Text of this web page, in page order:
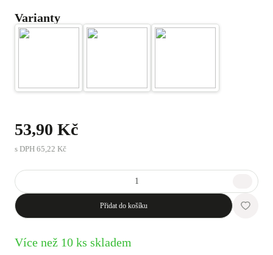
Varianty
53,90 Kč
s DPH 65,22 Kč
Přidat do košíku
Více než 10 ks skladem